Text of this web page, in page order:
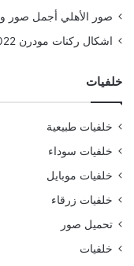
صور الأهلي أجمل صور
اشكال ركنات مودرن 2022 بتصميمات رائعة
خلفيات
خلفيات طبيعية
خلفيات سوداء
خلفيات موبايل
خلفيات زرقاء
تحميل صور
خلفيات